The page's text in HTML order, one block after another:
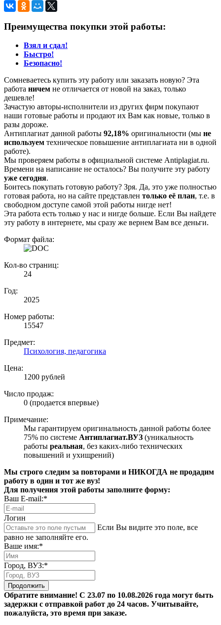
Преимущества покупки этой работы:
Взял и сдал!
Быстро!
Безопасно!
Сомневаетесь купить эту работу или заказать новую? Эта
работа ничем не отличается от новой на заказ, только
дешевле!
Зачастую авторы-исполнители из других фирм покупают
наши готовые работы и продают их Вам как новые, только в
разы дороже.
Антиплагиат данной работы 92,18% оригинальности (мы не
используем техническое повышение антиплагиата ни в одной
работе).
Мы проверяем работы в официальной системе Аntiplagiat.ru.
Времени на написание не осталось? Вы получите эту работу
уже сегодня.
Боитесь покупать готовую работу? Зря. Да, это уже полностью
готовая работа, но на сайте представлен только её план, т.е. в
свободном доступе самой этой работы нигде нет!
Эта работа есть только у нас и нигде больше. Если Вы найдете
эту работу в интернете, мы сразу же вернем Вам все деньги.
Формат файла:
Кол-во страниц:
24
Год:
2025
Номер работы:
15547
Предмет:
Психология, педагогика
Цена:
1200 рублей
Число продаж:
0 (продается впервые)
Примечание:
Мы гарантируем оригинальность данной работы более
75% по системе Антиплагиат.ВУЗ (уникальность
работы реальная, без каких-либо технических
повышений и ухищрений)
Мы строго следим за повторами и НИКОГДА не продадим
работу в один и тот же вуз!
Для получения этой работы заполните форму:
Ваш E-mail:*
Логин
Если Вы видите это поле, все
равно не заполняйте его.
Ваше имя:*
Город, ВУЗ:*
Продолжить
Обратите внимание! С 23.07 по 10.08.2026 года могут быть
задержки с отправкой работ до 24 часов. Учитывайте,
пожалуйста, это время при заказе.